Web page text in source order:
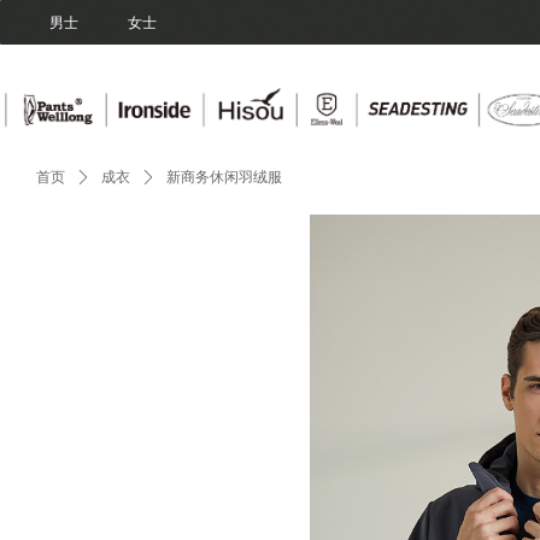
首页 ꄲ 成衣 ꄲ 新商务休闲羽绒服
女士
男士
Control Render